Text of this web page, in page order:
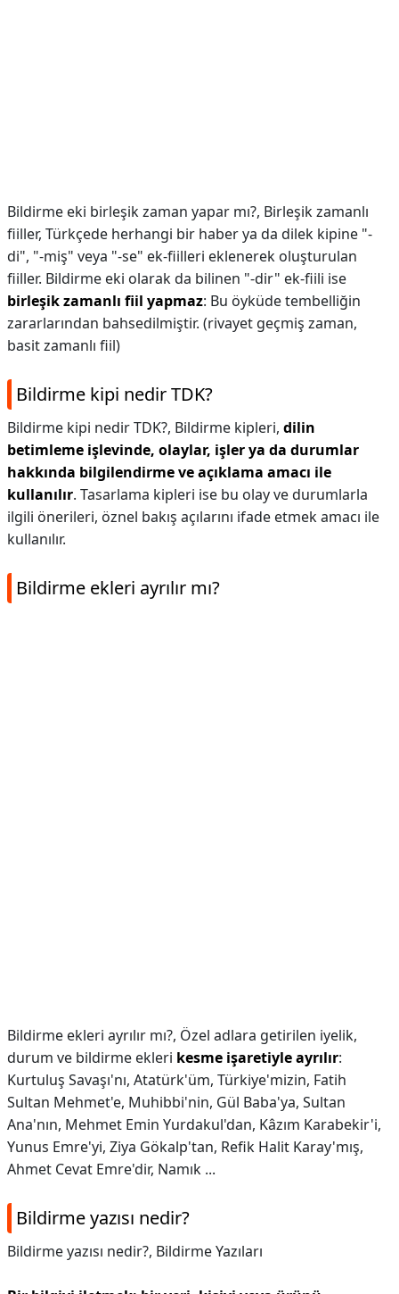
Bildirme eki birleşik zaman yapar mı?, Birleşik zamanlı
fiiller, Türkçede herhangi bir haber ya da dilek kipine "-
di", "-miş" veya "-se" ek-fiilleri eklenerek oluşturulan
fiiller. Bildirme eki olarak da bilinen "-dir" ek-fiili ise
birleşik zamanlı fiil yapmaz: Bu öyküde tembelliğin
zararlarından bahsedilmiştir. (rivayet geçmiş zaman,
basit zamanlı fiil)
Bildirme kipi nedir TDK?
Bildirme kipi nedir TDK?, Bildirme kipleri, dilin
betimleme işlevinde, olaylar, işler ya da durumlar
hakkında bilgilendirme ve açıklama amacı ile
kullanılır. Tasarlama kipleri ise bu olay ve durumlarla
ilgili önerileri, öznel bakış açılarını ifade etmek amacı ile
kullanılır.
Bildirme ekleri ayrılır mı?
Bildirme ekleri ayrılır mı?, Özel adlara getirilen iyelik,
durum ve bildirme ekleri kesme işaretiyle ayrılır:
Kurtuluş Savaşı'nı, Atatürk'üm, Türkiye'mizin, Fatih
Sultan Mehmet'e, Muhibbi'nin, Gül Baba'ya, Sultan
Ana'nın, Mehmet Emin Yurdakul'dan, Kâzım Karabekir'i,
Yunus Emre'yi, Ziya Gökalp'tan, Refik Halit Karay'mış,
Ahmet Cevat Emre'dir, Namık ...
Bildirme yazısı nedir?
Bildirme yazısı nedir?, Bildirme Yazıları